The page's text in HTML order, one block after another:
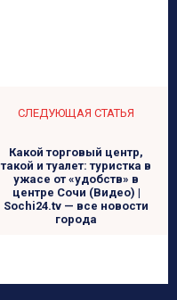
СЛЕДУЮЩАЯ СТАТЬЯ
Какой торговый центр,
такой и туалет: туристка в
ужасе от «удобств» в
центре Сочи (Видео) |
Sochi24.tv — все новости
города